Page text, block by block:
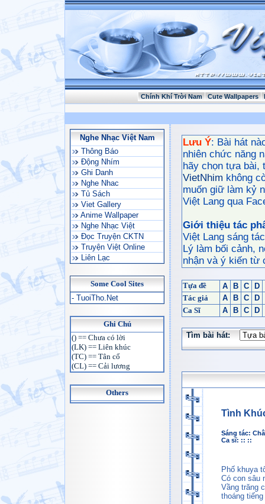
Chính Khí Trời Nam Cute Wallpapers
Nghe Nhạc Việt Nam
Thông Báo
Động Nhím
Ghi Danh
Nghe Nhac
Tủ Sách
Viet Gallery
Anime Wallpaper
Nghe Nhạc Việt
Đọc Truyện CKTN
Truyện Việt Online
Liên Lạc
Some Cool Sites
- TuoiTho.Net
Ghi Chú
() == Chưa có lời
(LK) == Liên khúc
(TC) == Tân cổ
(CL) == Cải lương
Others
Lưu Ý: Bài hát
nhiên chức năng
hãy chọn tựa bài,
VietNhim không
muốn giữ làm kỷ
Việt Lang qua
Giới thiệu tác
Việt Lang sáng
Lý làm bối cảnh,
nhận và ý kiến từ
Tựa đề A B C
D
Tác giả
A B C
D
Ca Sĩ
A B C D
Tìm bài hát:
Tình
Sáng tác:
Ca sĩ: :: ::
Phố khuya
Có con sâu
Vầng trăng
thoáng